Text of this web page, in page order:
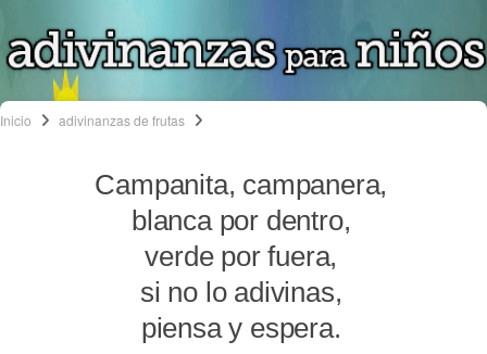
Inicio adivinanzas de frutas
Campanita, campanera,
blanca por dentro,
verde por fuera,
si no lo adivinas,
piensa y espera.